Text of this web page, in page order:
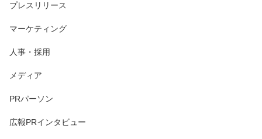
プレスリリース
マーケティング
人事・採用
メディア
PRパーソン
広報PRインタビュー